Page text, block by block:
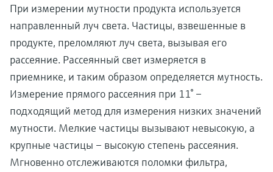
При измерении мутности продукта используется
направленный луч света. Частицы, взвешенные в
продукте, преломляют луч света, вызывая его
рассеяние. Рассеянный свет измеряется в
приемнике, и таким образом определяется мутность.
Измерение прямого рассеяния при 11° –
подходящий метод для измерения низких значений
мутности. Мелкие частицы вызывают невысокую, а
крупные частицы – высокую степень рассеяния.
Мгновенно отслеживаются поломки фильтра,